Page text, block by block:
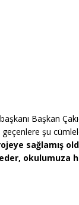
Başkan
geçenlere şu
sağlamış
okulumuza